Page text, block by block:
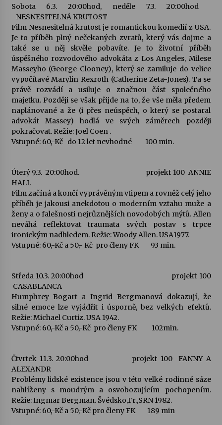
odkaz Josefa Čapka
13. 7. 2026
Varhanní recitál Michala Novenka v Klášteře
Želiv
3. 7. 2026
Petr Adamec – Malovaný svět
30. 6. 2026
Sobota 6.3. 20:00hod, neděle 7.3. 20:00hod
NESNESITELNÁ KRUTOST
Film Nesnesitelná krutost je romantickou komedií z USA.
Je to příběh plný nečekaných zvratů, který vás dojme a
také se u něj skvěle pobavíte. Je to životní příběh
úspěšného rozvodového advokáta z Los Angeles, Milese
Masseyho (George Clooney), který se zamiluje do velice
vypočítavé Marylin Rexroth (Catherine Zeta-Jones). Ta se
právě rozvádí a usiluje o značnou část společného
majetku. Později se však přijde na to, že vše měla předem
naplánované a že (i přes neúspěch, o který se postaral
advokát Massey) hodlá ve svých záměrech později
pokračovat. Režie: Joel Coen .
Vstupné: 60,-Kč do 12 let nevhodné 100 min.
Úterý 9.3. 20:00hod. projekt 100 ANNIE
HALL
Film začíná a končí vyprávěným vtipem a rovněž celý jeho
příběh je jakousi anekdotou o moderním vztahu muže a
ženy a o falešnosti nejrůznějších novodobých mýtů. Allen
neváhá reflektovat traumata svých postav s trpce
ironickým nadhledem. Režie: Woody Allen. USA1977.
Vstupné: 60,-Kč a 50,- Kč pro členy FK 93 min.
Středa 10.3. 20:00hod projekt 100
CASABLANCA
Humphrey Bogart a Ingrid Bergmanová dokazují, že
silné emoce lze vyjádřit i úsporně, bez velkých efektů.
Režie: Michael Curtiz. USA 1942.
Vstupné: 60,-Kč a 50,-Kč pro členy FK 102min.
Čtvrtek 11.3. 20:00hod projekt 100 FANNY A
ALEXANDR
Problémy lidské existence jsou v této velké rodinné sáze
nahlíženy s moudrým a osvobozujícím pochopením.
Režie: Ingmar Bergman. Švédsko,Fr.,SRN 1982.
Vstupné: 60,-Kč a 50,-Kč pro členy FK 189 min